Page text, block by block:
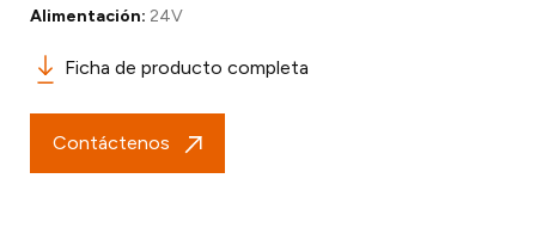
Alimentación: 24V
Ficha de producto completa
Contáctenos